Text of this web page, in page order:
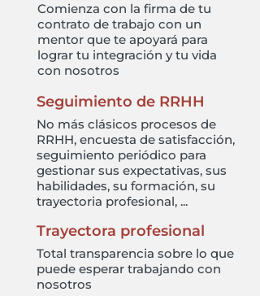
Comienza con la firma de tu
contrato de trabajo con un
mentor que te apoyará para
lograr tu integración y tu vida
con nosotros
Seguimiento de RRHH
No más clásicos procesos de
RRHH, encuesta de satisfacción,
seguimiento periódico para
gestionar sus expectativas, sus
habilidades, su formación, su
trayectoria profesional, ...
Trayectora profesional
Total transparencia sobre lo que
puede esperar trabajando con
nosotros